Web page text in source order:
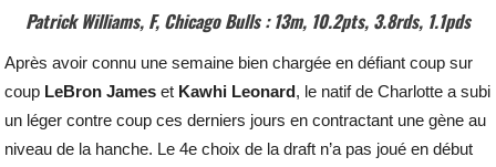
Patrick Williams, F, Chicago Bulls : 13m, 10.2pts, 3.8rds, 1.1pds
Après avoir connu une semaine bien chargée en défiant coup sur
coup LeBron James et Kawhi Leonard, le natif de Charlotte a subi
un léger contre coup ces derniers jours en contractant une gène au
niveau de la hanche. Le 4e choix de la draft n’a pas joué en début